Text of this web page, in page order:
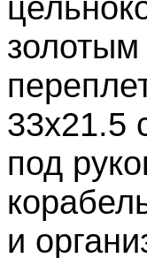
33x21.5
под
и